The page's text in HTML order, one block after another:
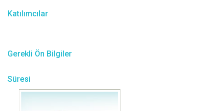
Katılımcılar
Gerekli Ön Bilgiler
Süresi